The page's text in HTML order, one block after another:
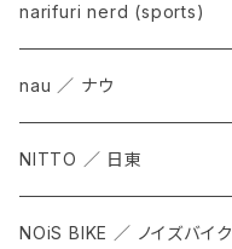
narifuri nerd (sports)
nau ／ ナウ
NITTO ／ 日東
NOiS BIKE ／ ノイズバイク